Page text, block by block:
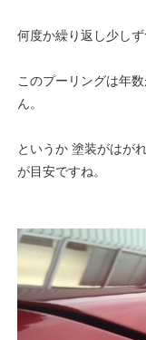
何度か繰り返し少し
このプーリングは年
ん。
というか 塗装がはが
が目安ですね。